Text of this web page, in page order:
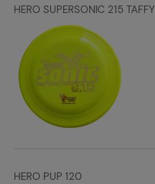
HERO SUPERSONIC 215 TAFFY
HERO PUP 120